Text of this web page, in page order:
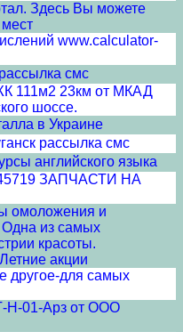
Здесь Вы можете
мест
www.calculator-
смс
111м2 23км от МКАД
шоссе.
в Украине
рассылка смс
английского языка
ЗАПЧАСТИ НА
омоложения и
Одна из самых
красоты.
акции
другое-для самых
Н-01-Арз от ООО